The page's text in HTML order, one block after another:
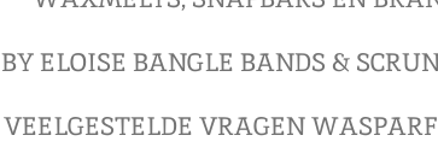
BY ELOISE BANGLE BANDS &
VEELGESTELDE VRAGEN